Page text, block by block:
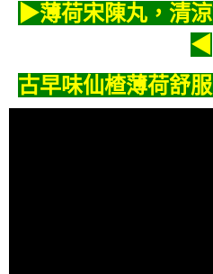
▶薄荷宋陳丸，清
◀
古早味仙楂薄荷舒服